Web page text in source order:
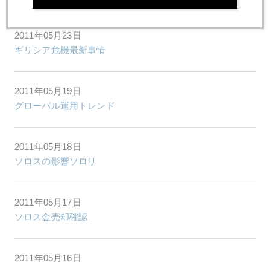
2011年05月23日
ギリシア危機最新事情
2011年05月19日
グローバル運用トレンド
2011年05月18日
ソロスの影響ソロリ
2011年05月17日
ソロス金売却確認
2011年05月16日